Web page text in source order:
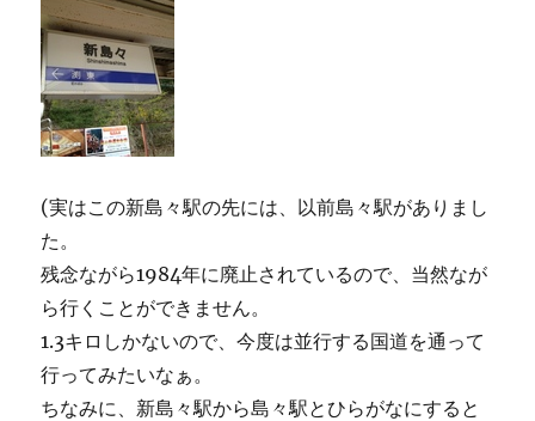
(実はこの新島々駅の先には、以前島々駅がありまし
た。
残念ながら1984年に廃止されているので、当然なが
ら行くことができません。
1.3キロしかないので、今度は並行する国道を通って
行ってみたいなぁ。
ちなみに、新島々駅から島々駅とひらがなにすると